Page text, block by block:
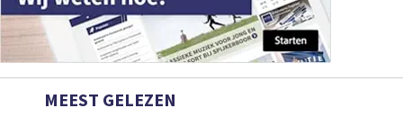
MEEST GELEZEN